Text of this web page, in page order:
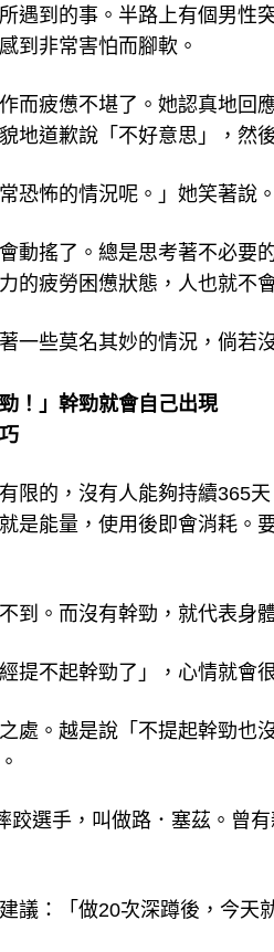
遇到的事。半路上有個男性
到非常害怕而腳軟。
而疲憊不堪了。她認真地回
地道歉說「不好意思」，然
恐怖的情況呢。」她笑著說。
動搖了。總是思考著不必要
的疲勞困憊狀態，人也就不
一些莫名其妙的情況，倘若
！」幹勁就會自己出現
限的，沒有人能夠持續365
是能量，使用後即會消耗。
到。而沒有幹勁，就代表身
提不起幹勁了」，心情就會
處。越是說「不提起幹勁也
跤選手，叫做路．塞茲。曾
議：「做20次深蹲後，今